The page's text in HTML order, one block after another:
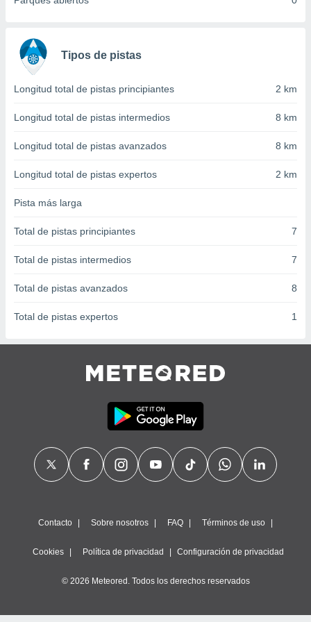
e
mediante
publicidad
1199
Tipos de pistas
Longitud total de pistas principiantes 2 km
Longitud total de pistas intermedios 8 km
Longitud total de pistas avanzados 8 km
Longitud total de pistas expertos 2 km
Pista más larga
Total de pistas principiantes 7
Total de pistas intermedios 7
Total de pistas avanzados 8
Total de pistas expertos 1
Contacto Sobre nosotros FAQ Términos de uso
Cookies Política de privacidad Configuración de privacidad
© 2026 Meteored. Todos los derechos reservados